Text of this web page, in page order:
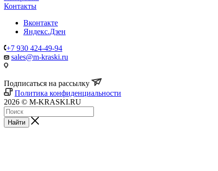
Контакты
Вконтакте
Яндекс.Дзен
+7 930 424-49-94
sales@m-kraski.ru
Подписаться на рассылку
Политика конфиденциальности
2026 © M-KRASKI.RU
Найти